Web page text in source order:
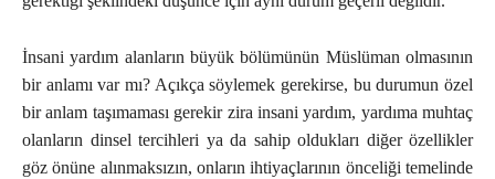
İnsani yardım alanların büyük bölümünün Müslüman olmasının
bir anlamı var mı? Açıkça söylemek gerekirse, bu durumun özel
bir anlam taşımaması gerekir zira insani yardım, yardıma muhtaç
olanların dinsel tercihleri ya da sahip oldukları diğer özellikler
göz önüne alınmaksızın, onların ihtiyaçlarının önceliği temelinde